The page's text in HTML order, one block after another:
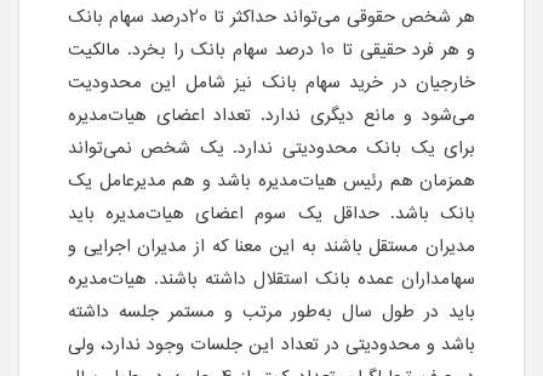
هر شخص حقوقی می‌تواند حداکثر تا 20درصد سهام بانک
و هر فرد حقیقی تا 10 درصد سهام بانک را بخرد. مالکیت
خارجیان در خرید سهام بانک نیز شامل این محدودیت
می‌شود و مانع دیگری ندارد. تعداد اعضای هیات‌مدیره
برای یک بانک محدودیتی ندارد. یک شخص نمی‌تواند
همزمان هم رئیس هیات‌مدیره باشد و هم مدیرعامل یک
بانک باشد. حداقل یک سوم اعضای هیات‌مدیره باید
مدیران مستقل باشند به این معنا که از مدیران اجرایی و
سهامداران عمده بانک استقلال داشته باشند. هیات‌مدیره
باید در طول سال به‌طور مرتب و مستمر جلسه داشته
باشد و محدودیتی در تعداد این جلسات وجود ندارد، ولی